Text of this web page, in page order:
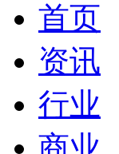
首页
资讯
行业